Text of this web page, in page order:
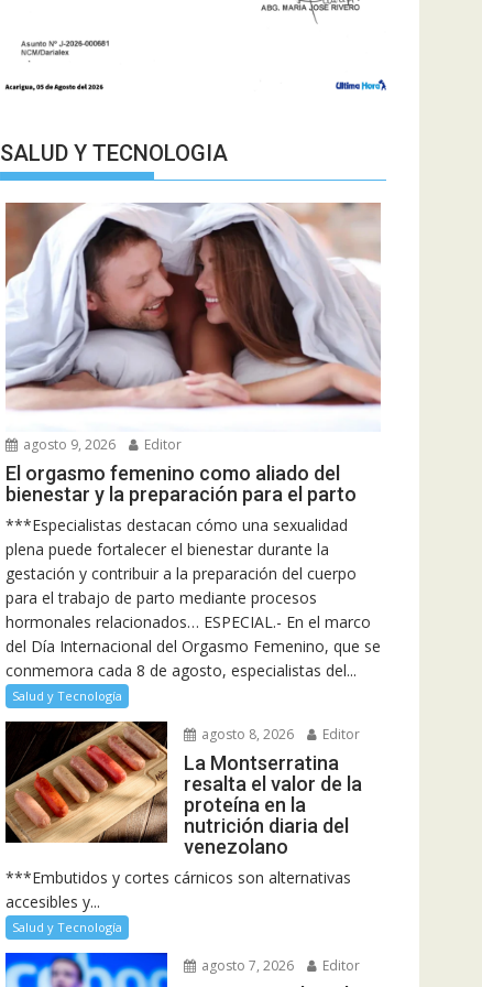
SALUD Y TECNOLOGIA
agosto 9, 2026 Editor
El orgasmo femenino como aliado del
bienestar y la preparación para el parto
***Especialistas destacan cómo una sexualidad
plena puede fortalecer el bienestar durante la
gestación y contribuir a la preparación del cuerpo
para el trabajo de parto mediante procesos
hormonales relacionados… ESPECIAL.- En el marco
del Día Internacional del Orgasmo Femenino, que se
conmemora cada 8 de agosto, especialistas del...
Salud y Tecnología
agosto 8, 2026 Editor
La Montserratina
resalta el valor de la
proteína en la
nutrición diaria del
venezolano
***Embutidos y cortes cárnicos son alternativas
accesibles y...
Salud y Tecnología
agosto 7, 2026 Editor